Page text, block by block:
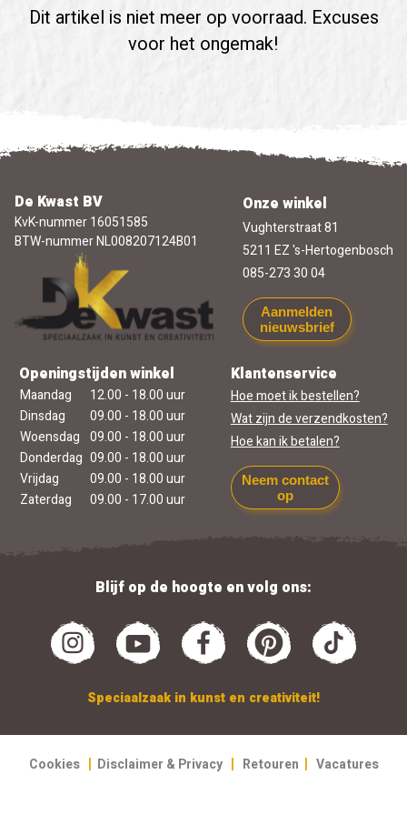
Dit artikel is niet meer op voorraad. Excuses
voor het ongemak!
De Kwast BV
KvK-nummer 16051585
BTW-nummer NL008207124B01
Onze winkel
Vughterstraat 81
5211 EZ 's-Hertogenbosch
085-273 30 04
Aanmelden
nieuwsbrief
Openingstijden winkel
Maandag
12.00 - 18.00 uur
Dinsdag
09.00 - 18.00 uur
Woensdag 09.00 - 18.00 uur
Donderdag 09.00 - 18.00 uur
Vrijdag
09.00 - 18.00 uur
Zaterdag
09.00 - 17.00 uur
Klantenservice
Hoe moet ik bestellen?
Wat zijn de verzendkosten?
Hoe kan ik betalen?
Neem contact
op
Blijf op de hoogte en volg ons:
Speciaalzaak in kunst en creativiteit!
Cookies | Disclaimer & Privacy | Retouren | Vacatures